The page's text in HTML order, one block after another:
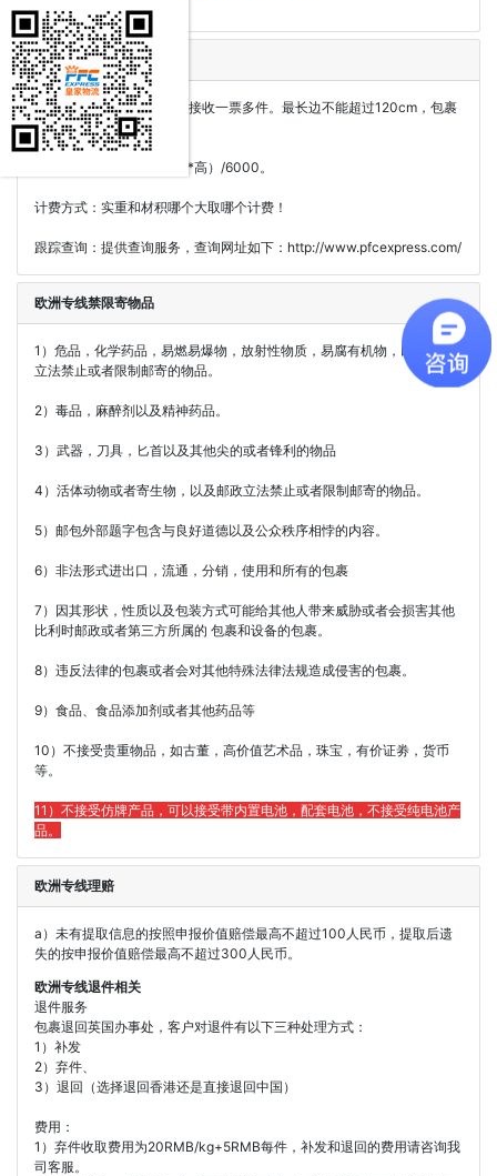
欧洲专线体积和重量限制
包裹重量30公斤以内，不接收一票多件。最长边不能超过120cm，包裹
最大体积0.17立方米。
材积重计算标准：（长*宽*高）/6000。
计费方式：实重和材积哪个大取哪个计费！
跟踪查询：提供查询服务，查询网址如下：http://www.pfcexpress.com/
欧洲专线禁限寄物品
1）危品，化学药品，易燃易爆物，放射性物质，易腐有机物，以及邮政
立法禁止或者限制邮寄的物品。
2）毒品，麻醉剂以及精神药品。
3）武器，刀具，匕首以及其他尖的或者锋利的物品
4）活体动物或者寄生物，以及邮政立法禁止或者限制邮寄的物品。
5）邮包外部题字包含与良好道德以及公众秩序相悖的内容。
6）非法形式进出口，流通，分销，使用和所有的包裹
7）因其形状，性质以及包装方式可能给其他人带来威胁或者会损害其他
比利时邮政或者第三方所属的 包裹和设备的包裹。
8）违反法律的包裹或者会对其他特殊法律法规造成侵害的包裹。
9）食品、食品添加剂或者其他药品等
10）不接受贵重物品，如古董，高价值艺术品，珠宝，有价证劵，货币
等。
11）不接受仿牌产品，可以接受带内置电池，配套电池，不接受纯电池产
品。
欧洲专线理赔
a）未有提取信息的按照申报价值赔偿最高不超过100人民币，提取后遗
失的按申报价值赔偿最高不超过300人民币。
欧洲专线退件相关
退件服务
包裹退回英国办事处，客户对退件有以下三种处理方式：
1）补发
2）弃件、
3）退回（选择退回香港还是直接退回中国）
费用：
1）弃件收取费用为20RMB/kg+5RMB每件，补发和退回的费用请咨询我
司客服。